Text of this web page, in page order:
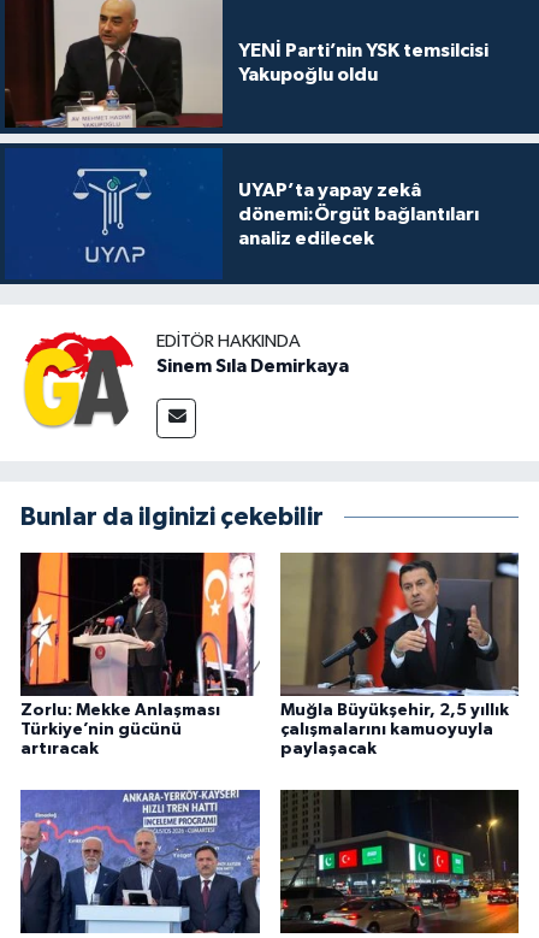
YENİ Parti’nin YSK temsilcisi
Yakupoğlu oldu
UYAP’ta yapay zekâ
dönemi:Örgüt bağlantıları
analiz edilecek
EDITÖR HAKKINDA
Sinem Sıla Demirkaya
Bunlar da ilginizi çekebilir
Zorlu: Mekke Anlaşması
Türkiye’nin gücünü
artıracak
Muğla Büyükşehir, 2,5 yıllık
çalışmalarını kamuoyuyla
paylaşacak